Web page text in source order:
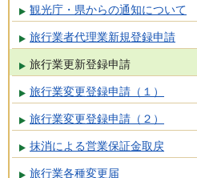
観光庁・県からの通知について
旅行業者代理業新規登録申請
旅行業更新登録申請
旅行業変更登録申請（１）
旅行業変更登録申請（２）
抹消による営業保証金取戻
旅行業各種変更届